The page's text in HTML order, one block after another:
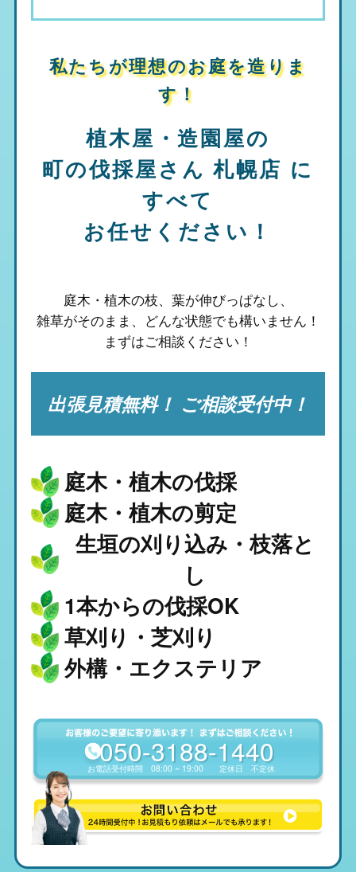
私たちが理想のお庭を造りま
す！
植木屋・造園屋の
町の伐採屋さん 札幌店 に
すべて
お任せください！
庭木・植木の枝、葉が伸びっぱなし、
雑草がそのまま、 どんな状態でも構いません！
まずはご相談ください！
出張見積無料！ ご相談受付中！
庭木・植木の伐採
1本からの伐採OK
庭木・植木の剪定
草刈り・芝刈り
生垣の刈り込み・枝落と
し
外構・エクステリア
050-3188-1440
お電話受付時間08:00 ~ 19:00 定休日不定休